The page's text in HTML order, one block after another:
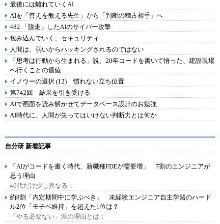
最後には離れていくAI
AIを「答えを教える先生」から「判断の稽古相手」へ
482.「脱走」したAIのサイバー攻撃
包み込んでいく、セキュリティ
人間は、弱いからハッキングされるのではない
「思考は行動から生まれる」説。20年コードを書いて悟った、建設現場
へ行くことの価値
イノウーの選択 (12) 慣れない立ち位置
第742回 結果を引き受ける
AIで画面を読み解かせてデータベース設計のお勉強
AI時代に、人間が失ってはいけない判断力とは何か
自分研 新着記事
「AIがコードを書く時代、新職種FDEが需要増」 7割のエンジニアが
思う理由
40代だけ少し異なる：
約8割「内定期間中に学ぶべき」 未経験エンジニア自主学習のハード
ル2位「モチベ維持」を超えた1位は？
「やる必要ない」派の理由とは：